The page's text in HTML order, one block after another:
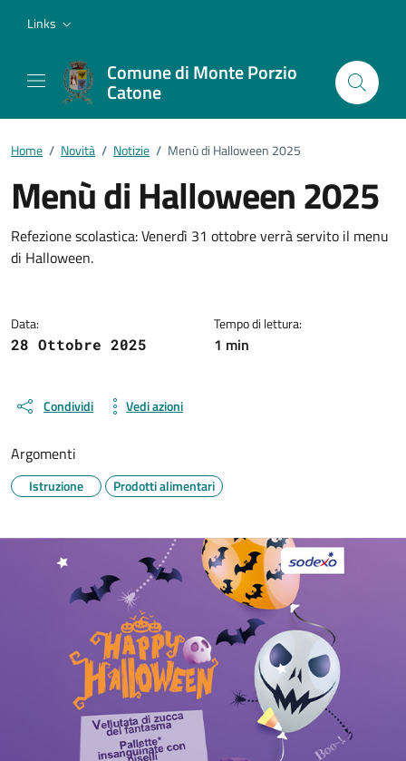
Links
Comune di Monte Porzio
Catone
Home / Novità / Notizie / Menù di Halloween 2025
Menù di Halloween 2025
Dettagli della notizia
Refezione scolastica: Venerdì 31 ottobre verrà servito il menu
di Halloween.
Data:
28 Ottobre 2025
Tempo di lettura:
1 min
Condividi Vedi azioni
Argomenti
Istruzione Prodotti alimentari